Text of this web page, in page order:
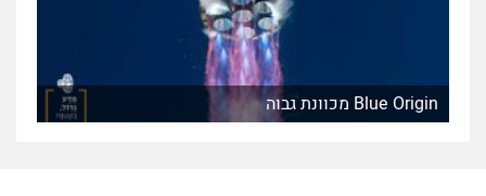
Blue Origin מכוונת גבוה